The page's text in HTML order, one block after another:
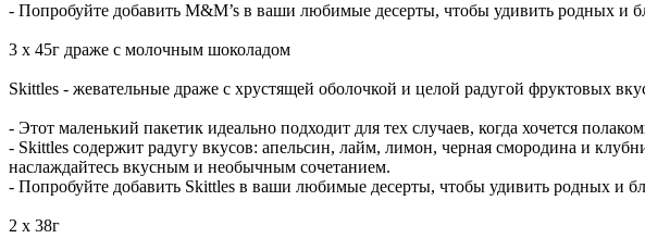
- Попробуйте добавить M&M’s в ваши любимые десерты, чтобы удивить родных и
3 х 45г драже с молочным шоколадом
Skittles - жевательные драже с хрустящей оболочкой и целой радугой фруктовых
- Этот маленький пакетик идеально подходит для тех случаев, когда хочется
- Skittles содержит радугу вкусов: апельсин, лайм, лимон, черная смородина и
наслаждайтесь вкусным и необычным сочетанием.
- Попробуйте добавить Skittles в ваши любимые десерты, чтобы удивить родных и
2 х 38г